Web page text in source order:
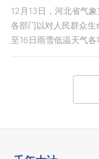
12月13日，河北省气
各部门以对人民群众
至16日雨雪低温天气各